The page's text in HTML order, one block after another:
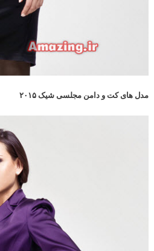
مدل های کت و دامن مجلسی شیک ۲۰۱۵